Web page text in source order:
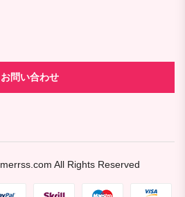
お問い合わせ
merrss.com All Rights Reserved